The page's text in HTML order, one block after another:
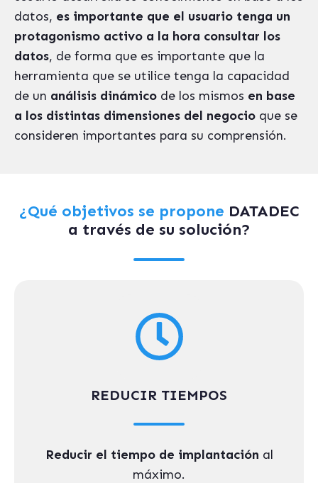
datos, es importante que el usuario tenga un
protagonismo activo a la hora consultar los
datos, de forma que es importante que la
herramienta que se utilice tenga la capacidad
de un análisis dinámico de los mismos en base
a los distintas dimensiones del negocio que se
consideren importantes para su comprensión.
¿Qué objetivos se propone DATADEC
a través de su solución?
REDUCIR TIEMPOS
Reducir el tiempo de implantación al
máximo.